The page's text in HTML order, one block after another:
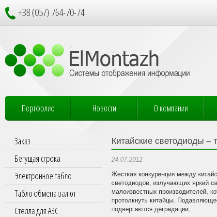
+38 (057) 764-70-74
Портфолио Новости О компании
Заказ
Бегущая строка
Электронное табло
Табло обмена валют
Стелла для АЗС
Китайские светодиоды –
24.07.2012
Жесткая конкуренция между
светодиодов, излучающих яркий
малоизвестных производителей,
протолкнуть китайцы.
подвергаются деградации.